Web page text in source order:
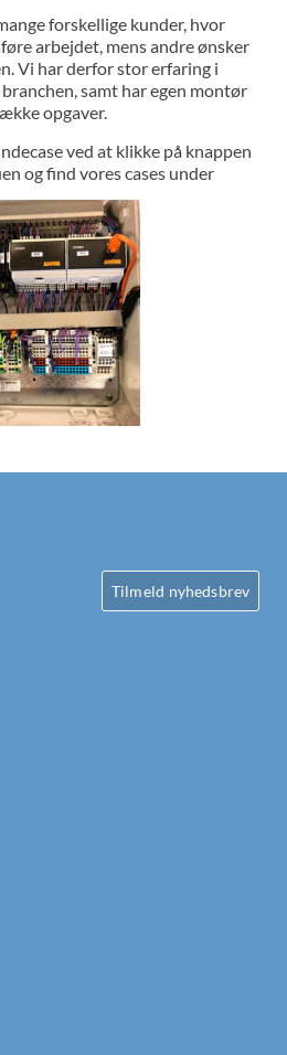
forskellige kunder, hvor
arbejdet, mens andre ønsker
Vi har derfor stor erfaring i
samt har egen montør
opgaver.
ved at klikke på knappen
og find vores cases under
Tilmeld nyhedsbrev